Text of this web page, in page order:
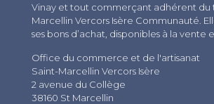
Vinay et tout commerçant adhérent du
Marcellin Vercors Isère Communauté.
ses bons d’achat, disponibles à la vente
Office du commerce et de l'artisanat
Saint-Marcellin Vercors Isère
2 avenue du Collège
38160 St Marcellin